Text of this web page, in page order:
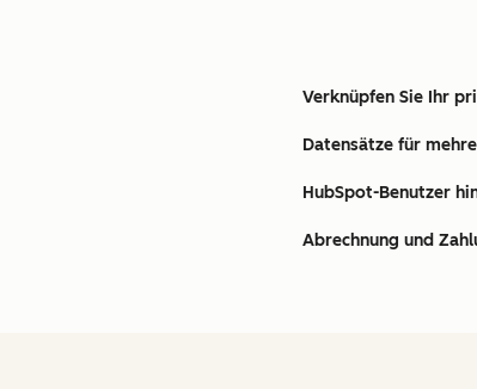
Verknüpfen Sie Ihr
Datensätze für
HubSpot-Benutzer
Abrechnung und